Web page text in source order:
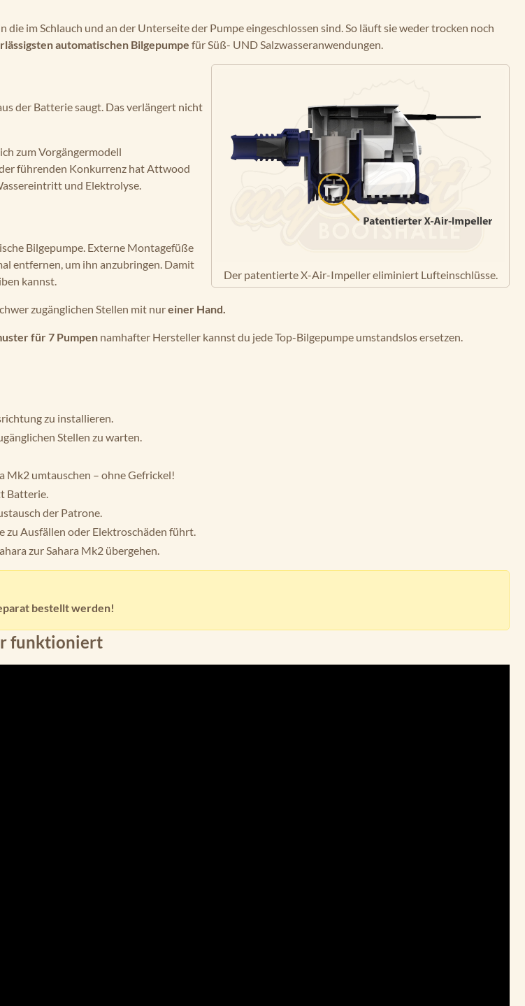
die im Schlauch und an der Unterseite der Pumpe eingeschlossen sind. So läuft sie weder trocken noch
automatischen Bilgepumpe für Süß- UND Salzwasseranwendungen.
Der patentierte X-Air-Impeller eliminiert Lufteinschlüsse.
der Batterie saugt. Das verlängert nicht
zum Vorgängermodell
führenden Konkurrenz hat Attwood
und Elektrolyse.
Bilgepumpe. Externe Montagefüße
entfernen, um ihn anzubringen. Damit
kannst.
zugänglichen Stellen mit nureiner Hand.
für 7 Pumpen namhafter Hersteller kannst du jede Top-Bilgepumpe umstandslos ersetzen.
zu installieren.
Stellen zu warten.
Mk2 umtauschen – ohne Gefrickel!
Batterie.
der Patrone.
zu Ausfällen oder Elektroschäden führt.
zur Sahara Mk2 übergehen.
bestellt werden!
funktioniert